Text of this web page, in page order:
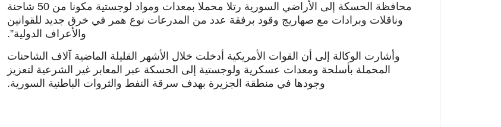
محافظة الحسكة إلى الأراضي السورية رتلا محملا بمعدات ومواد لوجستية مكونا من 50 شاحنة
وناقلات وبرادات مع صهاريج وقود برفقة عدد من المدرعات نوع همر في خرق جديد للقوانين
والأعراف الدولية”.
وأشارت الوكالة إلى أن القوات الأمريكية أدخلت خلال الأشهر القليلة الماضية آلاف الشاحنات
المحملة بأسلحة ومعدات عسكرية ولوجستية إلى الحسكة عبر المعابر غير الشرعية لتعزيز
وجودها في منطقة الجزيرة بهدف سرقة النفط والثروات الباطنية السورية.